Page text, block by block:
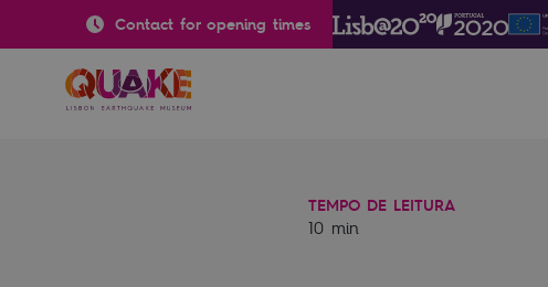
Contact for opening times
TEMPO DE LEITURA
10 min